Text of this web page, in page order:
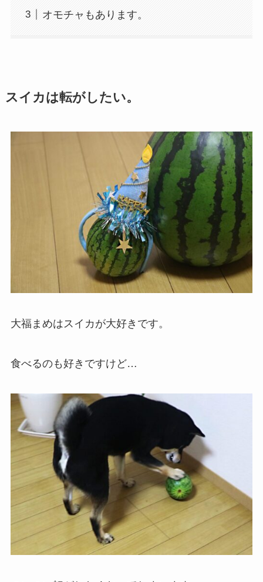
オモチャもあります。
スイカは転がしたい。
大福まめはスイカが大好きです。
食べるのも好きですけど…